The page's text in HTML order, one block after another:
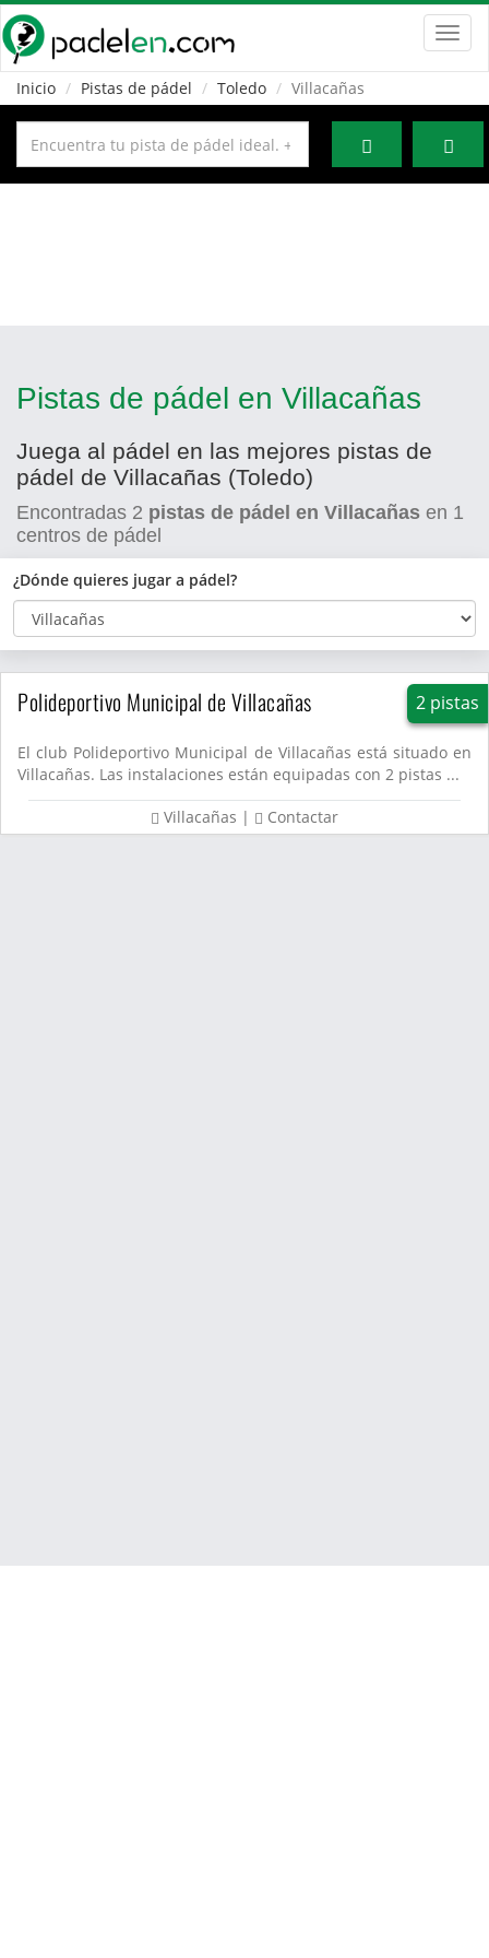
Inicio
Pistas de pádel Toledo Villacañas
Pistas de pádel en Villacañas
Juega al pádel en las mejores pistas de
pádel de Villacañas (Toledo)
Encontradas 2 pistas de pádel en Villacañas en 1
centros de pádel
¿Dónde quieres jugar a pádel?
Polideportivo Municipal de Villacañas 2 pistas
El club Polideportivo Municipal de Villacañas está situado en
Villacañas. Las instalaciones están equipadas con 2 pistas ...
Villacañas | Contactar